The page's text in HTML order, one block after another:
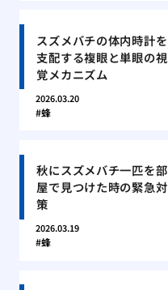
スズメバチの体内時計を
支配する複眼と単眼の視
覚メカニズム
2026.03.20
蜂
秋にスズメバチ一匹を部
屋で見つけた時の緊急対
策
2026.03.19
蜂